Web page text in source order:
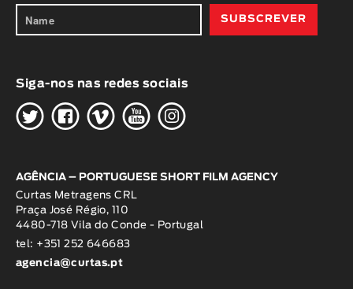
Siga-nos nas redes sociais
HGWOK
AGÊNCIA – PORTUGUESE SHORT FILM AGENCY
Curtas Metragens CRL
Praça José Régio, 110
4480-718 Vila do Conde - Portugal
tel: +351 252 646683
agencia@curtas.pt